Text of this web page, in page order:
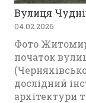
Вулиця
04.02.2026
Фото
початок
дослідний
архітектури